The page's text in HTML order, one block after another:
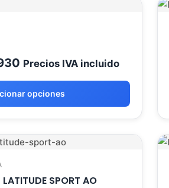
Rango
desde
$ 45.000
hasta
$ 67.930
Precios IVA incluido
opciones
SPORT AO